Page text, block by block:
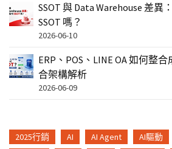
SSOT 與 Data Warehouse 差異
SSOT 嗎？
2026-06-10
ERP、POS、LINE OA 如何整
合架構解析
2026-06-09
2025行銷 AI AI Agent AI驅動